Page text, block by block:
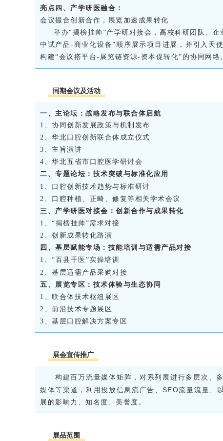
亮点四、产学研医融合：
会议撮合创新合作，展览加速成果转化
举办“揭榜挂帅”产学研对接会，高校科研团队、
中试产品-商业化设备”顺序展示项目进展，并引入天
构建“会议搭平台-展览链资源-资本促转化”的协同网络
同期会议及活动
一、 主论坛：战略发布与联合体启航
1、协同创新发展政策与机制发布
2、华北口腔创新联合体成立仪式
3、主旨演讲
4、华北五省市口腔医学研讨会
二、专题论坛：技术突破与标准化应用
1、口腔创新技术趋势与标准研讨
2、口腔种植、正畸、修复等相关学术会议
三、产学研医对接会：创新合作与成果转化
1、“揭榜挂帅”需求对接
2、创新成果转化路演
四、基层赋能专场：技能培训与适需产品对接
1、“百县千医”实操培训
2、基层适需产品采购对接
五、展览专区：技术体验与生态协同
1、联合体技术枢纽展区
2、前沿技术专题展区
3、基层口腔解决方案专区
展会宣传推广
构建百万流量媒体矩阵，对系列展进行多层次、
媒体等渠道，利用投放信息流广告、SEO流量流量、
展的影响力、知名度、美誉度。
展品范围